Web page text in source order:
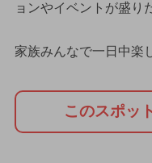
ョンやイベントが盛り
家族みんなで一日中楽
このスポッ